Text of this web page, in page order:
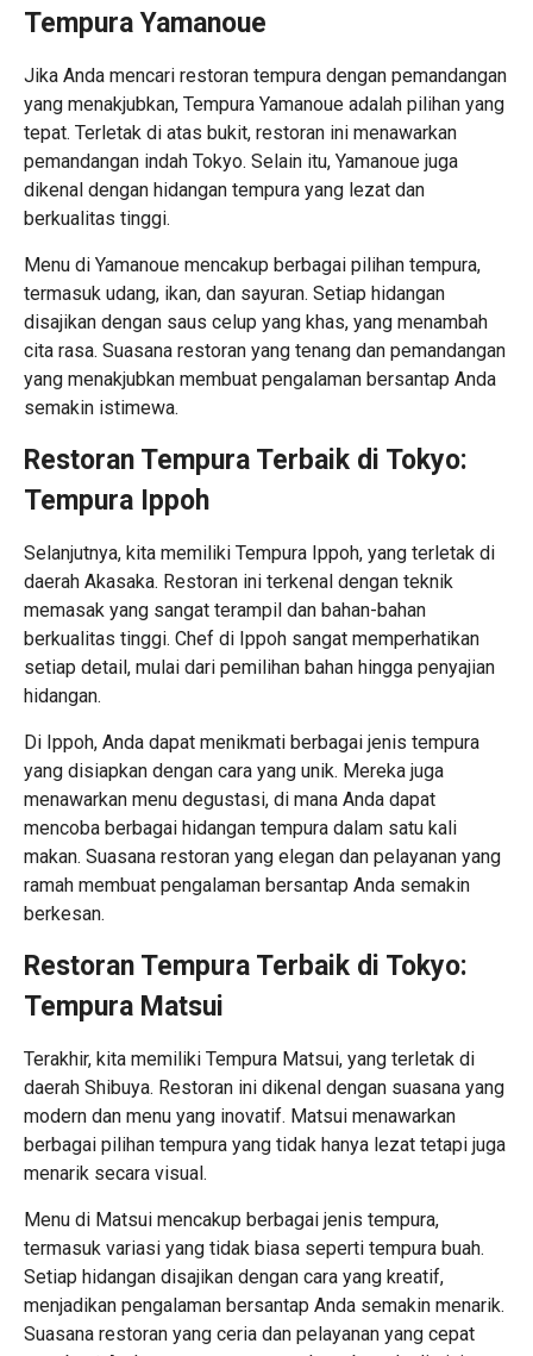
Tempura Yamanoue
Jika Anda mencari restoran tempura dengan pemandangan
yang menakjubkan, Tempura Yamanoue adalah pilihan yang
tepat. Terletak di atas bukit, restoran ini menawarkan
pemandangan indah Tokyo. Selain itu, Yamanoue juga
dikenal dengan hidangan tempura yang lezat dan
berkualitas tinggi.
Menu di Yamanoue mencakup berbagai pilihan tempura,
termasuk udang, ikan, dan sayuran. Setiap hidangan
disajikan dengan saus celup yang khas, yang menambah
cita rasa. Suasana restoran yang tenang dan pemandangan
yang menakjubkan membuat pengalaman bersantap Anda
semakin istimewa.
Restoran Tempura Terbaik di Tokyo:
Tempura Ippoh
Selanjutnya, kita memiliki Tempura Ippoh, yang terletak di
daerah Akasaka. Restoran ini terkenal dengan teknik
memasak yang sangat terampil dan bahan-bahan
berkualitas tinggi. Chef di Ippoh sangat memperhatikan
setiap detail, mulai dari pemilihan bahan hingga penyajian
hidangan.
Di Ippoh, Anda dapat menikmati berbagai jenis tempura
yang disiapkan dengan cara yang unik. Mereka juga
menawarkan menu degustasi, di mana Anda dapat
mencoba berbagai hidangan tempura dalam satu kali
makan. Suasana restoran yang elegan dan pelayanan yang
ramah membuat pengalaman bersantap Anda semakin
berkesan.
Restoran Tempura Terbaik di Tokyo:
Tempura Matsui
Terakhir, kita memiliki Tempura Matsui, yang terletak di
daerah Shibuya. Restoran ini dikenal dengan suasana yang
modern dan menu yang inovatif. Matsui menawarkan
berbagai pilihan tempura yang tidak hanya lezat tetapi juga
menarik secara visual.
Menu di Matsui mencakup berbagai jenis tempura,
termasuk variasi yang tidak biasa seperti tempura buah.
Setiap hidangan disajikan dengan cara yang kreatif,
menjadikan pengalaman bersantap Anda semakin menarik.
Suasana restoran yang ceria dan pelayanan yang cepat